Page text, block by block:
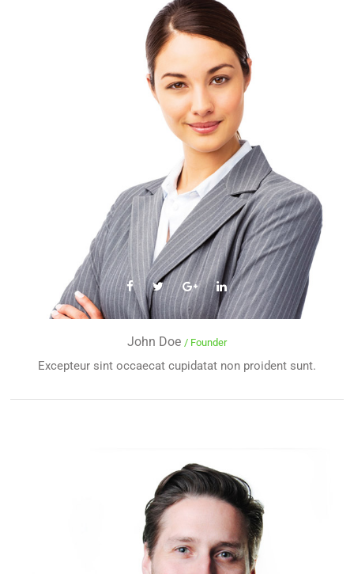
John Doe / Founder
Excepteur sint occaecat cupidatat non proident sunt.